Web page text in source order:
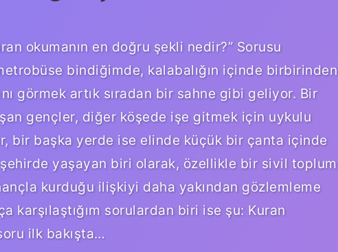
okumanın en doğru şekli nedir?” Sorusu
bindiğimde, kalabalığın içinde birbirinden
görmek artık sıradan bir sahne gibi geliyor. Bir
gençler, diğer köşede işe gitmek için uykulu
bir başka yerde ise elinde küçük bir çanta içinde
şehirde yaşayan biri olarak, özellikle bir sivil toplum
kurduğu ilişkiyi daha yakından gözlemleme
karşılaştığım sorulardan biri ise şu: Kuran
ilk bakışta…